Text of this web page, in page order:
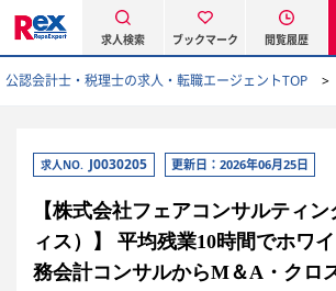
求人検索 ブックマーク 閲覧履歴
公認会計士・税理士の求人・転職エージェントTOP
求人NO. J0030205 更新日：2026年06月25日
【株式会社フェアコンサルティ
ィス）】 平均残業10時間でホワ
務会計コンサルからM＆A・クロ